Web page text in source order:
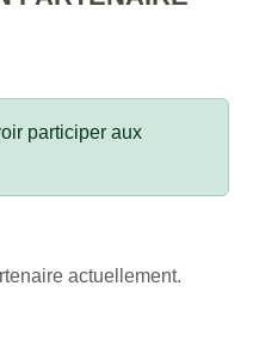
participer aux
actuellement.